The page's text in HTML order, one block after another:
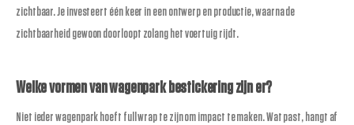
zichtbaar. Je investeert één keer in een ontwerp en productie, waarna de
zichtbaarheid gewoon doorloopt zolang het voertuig rijdt.
Welke vormen van wagenpark bestickering zijn er?
Niet ieder wagenpark hoeft full wrap te zijn om impact te maken. Wat past, hangt af